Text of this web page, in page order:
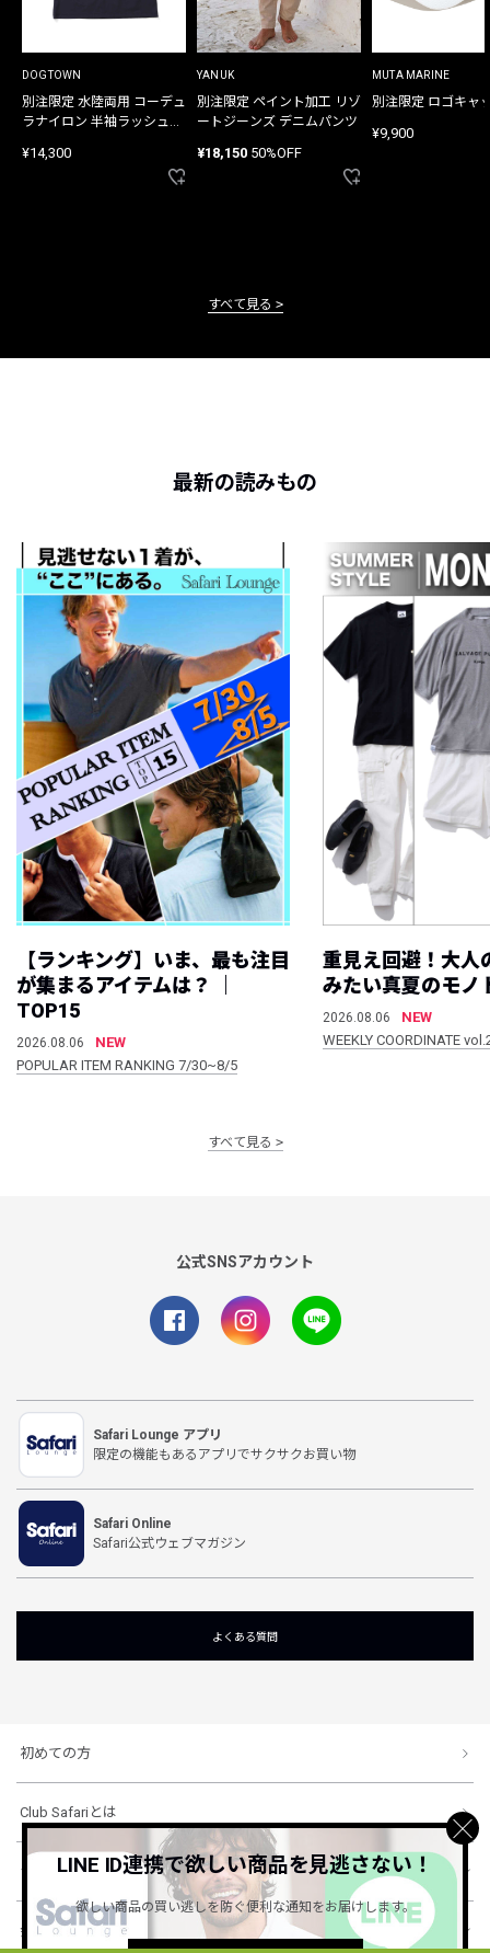
DOGTOWN
別注限定 水陸両用 コーデュ
ラナイロン 半袖ラッシュガ
¥14,300
YANUK
別注限定 ペイント加工 リゾ
ートジーンズ デニムパンツ
¥18,150 50%OFF
MUTA MARINE
別注限定 ロゴキャ
¥9,900
すべて見る
最新の読みもの
【ランキング】いま、最も注目
が集まるアイテムは？ ｜
TOP15
2026.08.06
NEW
POPULAR ITEM RANKING 7/30~8/5
重見え回避！大人
みたい真夏のモノ
2026.08.06
NEW
WEEKLY COORDINATE
すべて見る
公式SNSアカウント
Safari Lounge アプリ
限定の機能もあるアプリでサクサクお買い物
Safari Online
Safari公式ウェブマガジン
よくある質問
初めての方
Club Safariとは
ショッピングガイド
会社概要・規約
LINE ID連携で欲しい商品を見逃さない！
欲しい商品の買い逃しを防ぐ便利な通知をお届けします。